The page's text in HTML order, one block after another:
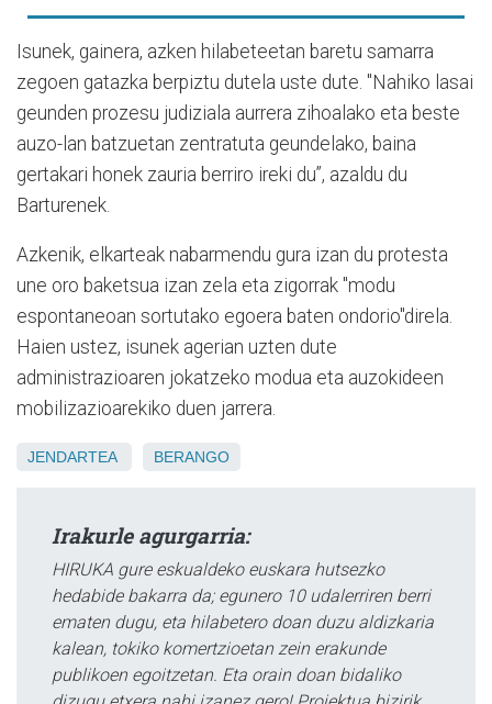
Isunek, gainera, azken hilabeteetan baretu samarra
zegoen gatazka berpiztu dutela uste dute. "Nahiko lasai
geunden prozesu judiziala aurrera zihoalako eta beste
auzo-lan batzuetan zentratuta geundelako, baina
gertakari honek zauria berriro ireki du”, azaldu du
Barturenek.
Azkenik, elkarteak nabarmendu gura izan du protesta
une oro baketsua izan zela eta zigorrak "modu
espontaneoan sortutako egoera baten ondorio"direla.
Haien ustez, isunek agerian uzten dute
administrazioaren jokatzeko modua eta auzokideen
mobilizazioarekiko duen jarrera.
JENDARTEA BERANGO
Irakurle agurgarria:
HIRUKA gure eskualdeko euskara hutsezko
hedabide bakarra da; egunero 10 udalerriren berri
ematen dugu, eta hilabetero doan duzu aldizkaria
kalean, tokiko komertzioetan zein erakunde
publikoen egoitzetan. Eta orain doan bidaliko